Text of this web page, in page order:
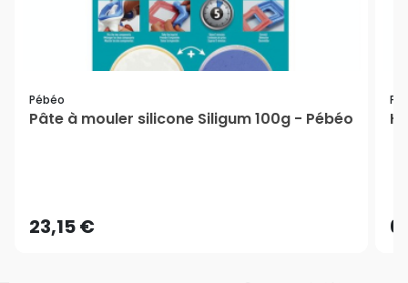
Pébéo
Pâte à mouler silicone Siligum 100g - Pébéo
23,15 €